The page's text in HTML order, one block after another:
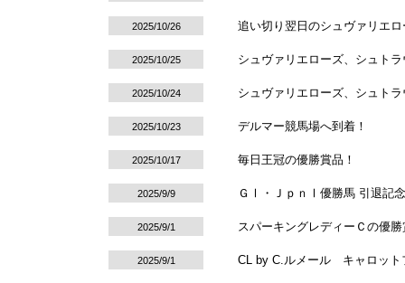
2025/10/26 追い切り翌日のシュヴァリエ
2025/10/25 シュヴァリエローズ、シュト
2025/10/24 シュヴァリエローズ、シュト
2025/10/23 デルマー競馬場へ到着！
2025/10/17 毎日王冠の優勝賞品！
2025/9/9 ＧⅠ・ＪｐｎⅠ優勝馬 引退記
2025/9/1 スパーキングレディーＣの優
2025/9/1 CL by C.ルメール キャロット